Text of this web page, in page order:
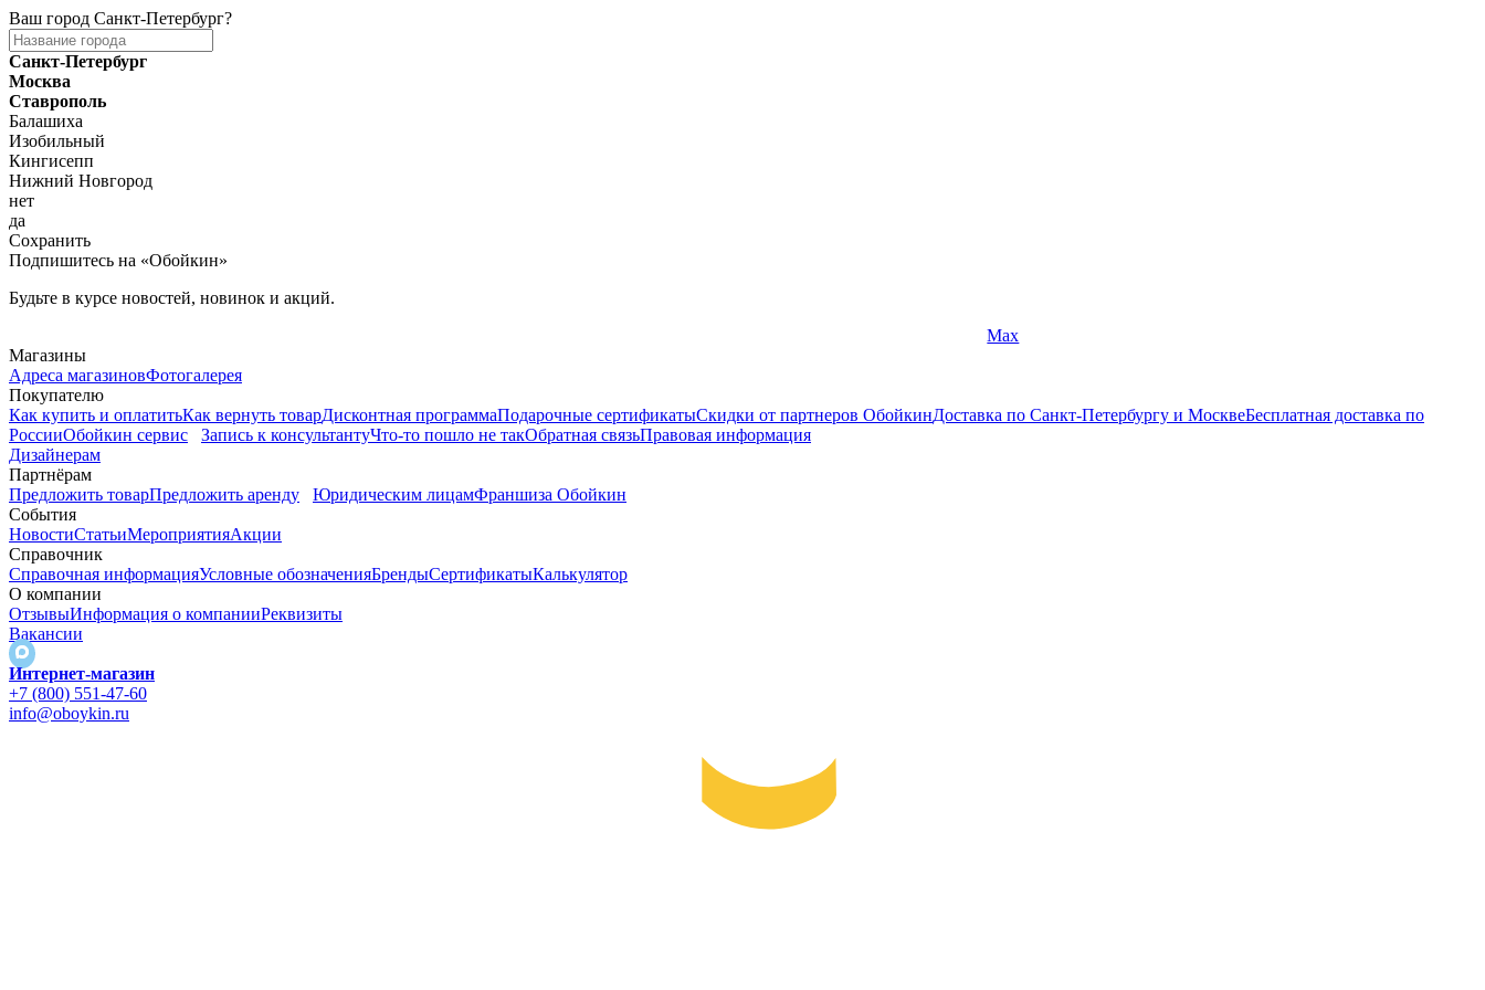
Ваш город Санкт-Петербург?
Санкт-Петербург
Москва
Ставрополь
Балашиха
Изобильный
Кингисепп
Нижний Новгород
нет
да
Сохранить
Подпишитесь на «Обойкин»
Будьте в курсе новостей, новинок и акций.
Max
Магазины
Адреса магазиновФотогалерея
Покупателю
Как купить и оплатитьКак вернуть товарДисконтная программаПодарочные сертификатыСкидки от партнеров ОбойкинДоставка по Санкт-Петербургу и МосквеБесплатная доставка по
РоссииОбойкин сервис Запись к консультантуЧто-то пошло не такОбратная связьПравовая информация
Дизайнерам
Партнёрам
Предложить товарПредложить аренду Юридическим лицамФраншиза Обойкин
События
НовостиСтатьиМероприятияАкции
Справочник
Справочная информацияУсловные обозначенияБрендыСертификатыКалькулятор
О компании
ОтзывыИнформация о компанииРеквизиты
Вакансии
Интернет-магазин
+7 (800) 551-47-60
info@oboykin.ru